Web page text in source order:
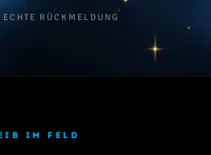
RÜCKMELDUNG
IM FELD